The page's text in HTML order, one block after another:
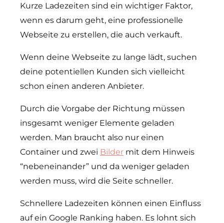
Kurze Ladezeiten sind ein wichtiger Faktor,
wenn es darum geht, eine professionelle
Webseite zu erstellen, die auch verkauft.
Wenn deine Webseite zu lange lädt, suchen
deine potentiellen Kunden sich vielleicht
schon einen anderen Anbieter.
Durch die Vorgabe der Richtung müssen
insgesamt weniger Elemente geladen
werden. Man braucht also nur einen
Container und zwei Bilder mit dem Hinweis
“nebeneinander” und da weniger geladen
werden muss, wird die Seite schneller.
Schnellere Ladezeiten können einen Einfluss
auf ein Google Ranking haben. Es lohnt sich